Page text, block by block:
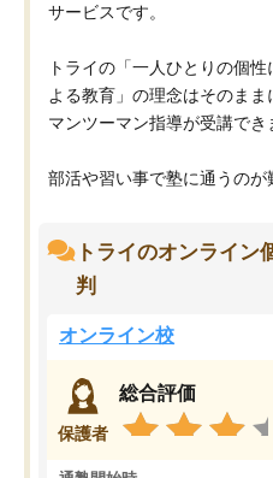
サービスです。
トライの「一人ひとりの個
よる教育」の理念はそのま
マンツーマン指導が受講でき
部活や習い事で塾に通うのが
トライのオンライン
判
オンライン校
保護者
総合評価